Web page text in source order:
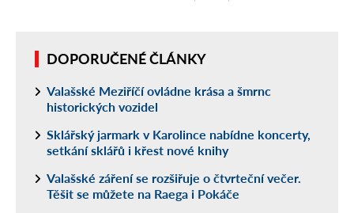
DOPORUČENÉ ČLÁNKY
Valašské Meziříčí ovládne krása a šmrnc
historických vozidel
Sklářský jarmark v Karolince nabídne koncerty,
setkání sklářů i křest nové knihy
Valašské záření se rozšiřuje o čtvrteční večer.
Těšit se můžete na Raega i Pokáče